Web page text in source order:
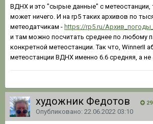
ВДНХ и это "сырые данные" с метеостанции,
может ничего. И на rp5 таких архивов по
метеодатчикам - https://rp5.ru/
и там можно посчитать среднее по любому
конкретной метеостанции. Так что, WinnerII
метеостанции ВДНХ именно 6.6 средняя, а не
художник Федотов
Опубликовано: 22.06.2022 03:10